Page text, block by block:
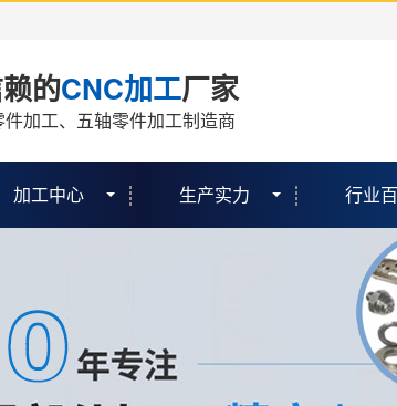
的CNC加工厂家
加工、五轴零件加工制造商
加工中心 生产实力 行业